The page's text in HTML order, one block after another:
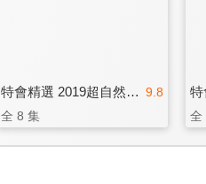
9.8
特會精選 2019超自然大能與使徒性教會
全 8 集 全